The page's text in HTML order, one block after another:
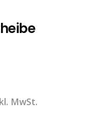
MwSt.